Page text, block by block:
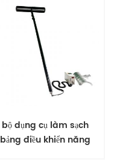
bộ dụng cụ làm sạch
bảng điều khiển năng